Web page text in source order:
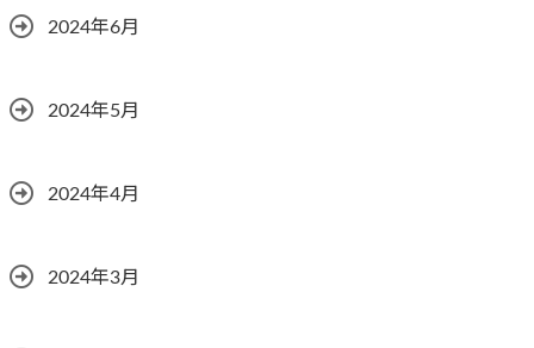
2024年6月
2024年5月
2024年4月
2024年3月